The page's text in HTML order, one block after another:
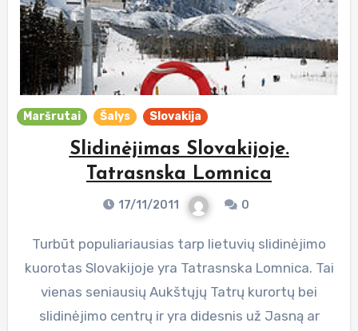
Maršrutai Šalys Slovakija
Slidinėjimas Slovakijoje.
Tatrasnska Lomnica
17/11/2011 0
Turbūt populiariausias tarp lietuvių slidinėjimo
kuorotas Slovakijoje yra Tatrasnska Lomnica. Tai
vienas seniausių Aukštųjų Tatrų kurortų bei
slidinėjimo centrų ir yra didesnis už Jasną ar